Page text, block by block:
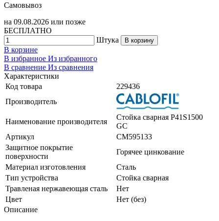
Самовывоз
на 09.08.2026 или позже
БЕСПЛАТНО
Штука
В корзину
В корзине
В избранное Из избранного
В сравнение Из сравнения
Характеристики
Код товара
229436
Производитель
Наименование производителя
Стойка сварная P41S1500
GC
Артикул
CM595133
Защитное покрытие
поверхности
Горячее цинкование
Материал изготовления
Сталь
Тип устройства
Стойка сварная
Травленая нержавеющая сталь
Нет
Цвет
Нет (без)
Описание